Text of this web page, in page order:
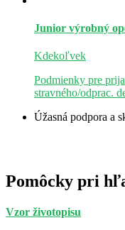
Junior výrobný
Kdekoľvek
Podmienky pre
stravného/odprac.
Úžasná podpora a
Pomôcky pri
Vzor životopisu